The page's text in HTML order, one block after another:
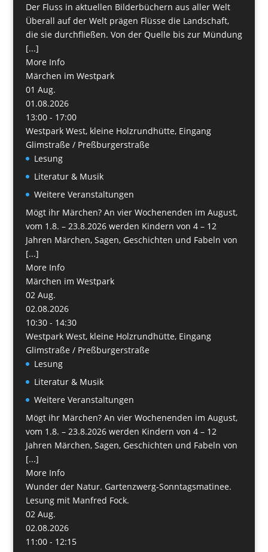
Der Fluss in aktuellen Bilderbüchern aus aller Welt
Überall auf der Welt prägen Flüsse die Landschaft,
die sie durchfließen. Von der Quelle bis zur Mündung
[...]
More Info
Märchen im Westpark
01 Aug.
01.08.2026
13:00 - 17:00
Westpark West, kleine Holzrundhütte, Eingang
Glimstraße / Preßburgerstraße
Lesung
Literatur & Musik
Weitere Veranstaltungen
Mögt ihr Märchen? An vier Wochenenden im August,
vom 1.8. – 23.8.2026 werden Kindern von 4 – 12
Jahren Märchen, Sagen, Geschichten und Fabeln von
[...]
More Info
Märchen im Westpark
02 Aug.
02.08.2026
10:30 - 14:30
Westpark West, kleine Holzrundhütte, Eingang
Glimstraße / Preßburgerstraße
Lesung
Literatur & Musik
Weitere Veranstaltungen
Mögt ihr Märchen? An vier Wochenenden im August,
vom 1.8. – 23.8.2026 werden Kindern von 4 – 12
Jahren Märchen, Sagen, Geschichten und Fabeln von
[...]
More Info
Wunder der Natur. Gartenzwerg-Sonntagsmatinee.
Lesung mit Manfred Fock.
02 Aug.
02.08.2026
11:00 - 12:15